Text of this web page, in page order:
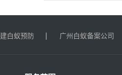
白蚁预防 广州白蚁备案公司